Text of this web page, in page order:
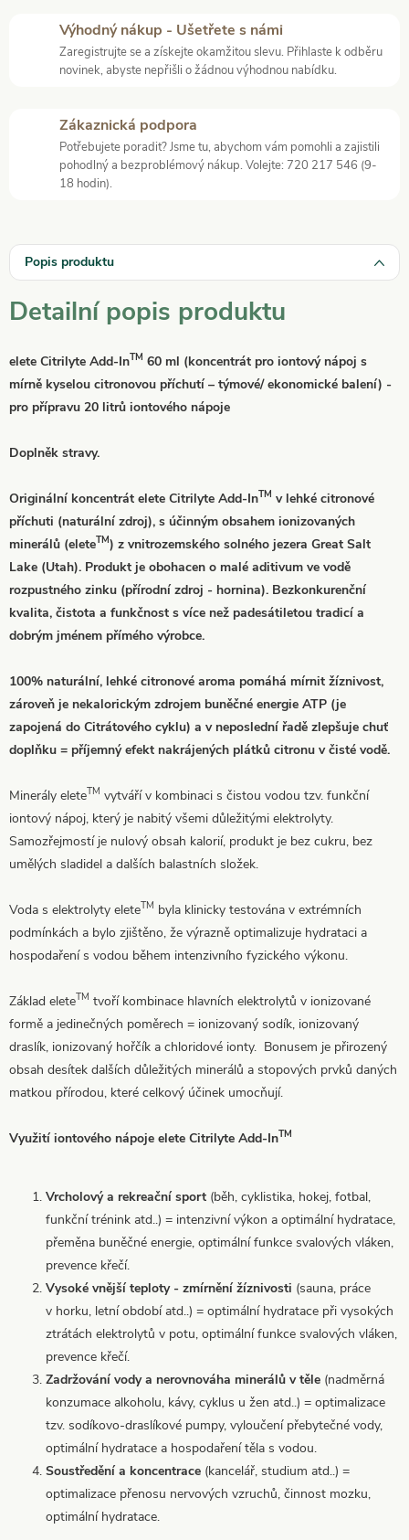
Výhodný nákup - Ušetřete s námi
Zaregistrujte se a získejte okamžitou slevu. Přihlaste k odběru
novinek, abyste nepřišli o žádnou výhodnou nabídku.
Zákaznická podpora
Potřebujete poradit? Jsme tu, abychom vám pomohli a zajistili
pohodlný a bezproblémový nákup. Volejte: 720 217 546 (9-
18 hodin).
Popis produktu
Detailní popis produktu
elete Citrilyte Add-InTM 60 ml (koncentrát pro iontový nápoj s
mírně kyselou citronovou příchutí – týmové/ ekonomické balení) -
pro přípravu 20 litrů iontového nápoje
Doplněk stravy.
Originální koncentrát elete Citrilyte Add-InTM v lehké citronové
příchuti (naturální zdroj), s účinným obsahem ionizovaných
minerálů (eleteTM) z vnitrozemského solného jezera Great Salt
Lake (Utah). Produkt je obohacen o malé aditivum ve vodě
rozpustného zinku (přírodní zdroj - hornina). Bezkonkurenční
kvalita, čistota a funkčnost s více než padesátiletou tradicí a
dobrým jménem přímého výrobce.
100% naturální, lehké citronové aroma pomáhá mírnit žíznivost,
zároveň je nekalorickým zdrojem buněčné energie ATP (je
zapojená do Citrátového cyklu) a v neposlední řadě zlepšuje chuť
doplňku = příjemný efekt nakrájených plátků citronu v čisté vodě.
Minerály eleteTM vytváří v kombinaci s čistou vodou tzv. funkční
iontový nápoj, který je nabitý všemi důležitými elektrolyty.
Samozřejmostí je nulový obsah kalorií, produkt je bez cukru, bez
umělých sladidel a dalších balastních složek.
Voda s elektrolyty eleteTM byla klinicky testována v extrémních
podmínkách a bylo zjištěno, že výrazně optimalizuje hydrataci a
hospodaření s vodou během intenzivního fyzického výkonu.
Základ eleteTM tvoří kombinace hlavních elektrolytů v ionizované
formě a jedinečných poměrech = ionizovaný sodík, ionizovaný
draslík, ionizovaný hořčík a chloridové ionty. Bonusem je přirozený
obsah desítek dalších důležitých minerálů a stopových prvků daných
matkou přírodou, které celkový účinek umocňují.
Využití iontového nápoje elete Citrilyte Add-InTM
Vrcholový a rekreační sport (běh, cyklistika, hokej, fotbal,
funkční trénink atd..) = intenzivní výkon a optimální hydratace,
přeměna buněčné energie, optimální funkce svalových vláken,
prevence křečí.
Vysoké vnější teploty - zmírnění žíznivosti (sauna, práce
v horku, letní období atd..) = optimální hydratace při vysokých
ztrátách elektrolytů v potu, optimální funkce svalových vláken,
prevence křečí.
Zadržování vody a nerovnováha minerálů v těle (nadměrná
konzumace alkoholu, kávy, cyklus u žen atd..) = optimalizace
tzv. sodíkovo-draslíkové pumpy, vyloučení přebytečné vody,
optimální hydratace a hospodaření těla s vodou.
Soustředění a koncentrace (kancelář, studium atd..) =
optimalizace přenosu nervových vzruchů, činnost mozku,
optimální hydratace.